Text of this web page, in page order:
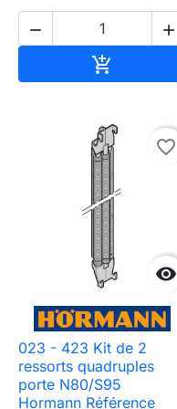
 


favorite_border
023 - 423 Kit de 2
ressorts quadruples
porte N80/S95
Hormann Référence